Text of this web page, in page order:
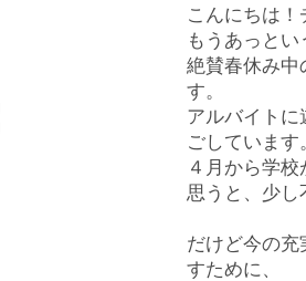
こんにちは
もうあっと
絶賛春休み中
す。
アルバイト
ごしています
４月から学
思うと、少し
だけど今の
すために、